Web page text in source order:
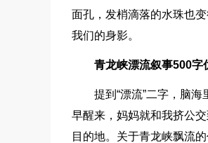
面孔，发梢滴落的水珠也
我们的身影。
青龙峡漂流叙事500字
提到“漂流”二字，脑
早醒来，妈妈就和我挤公
目的地。关于青龙峡飘流